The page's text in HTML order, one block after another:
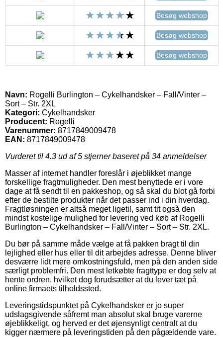
Besøg webshop
Besøg webshop
Besøg webshop
Navn: Rogelli Burlington – Cykelhandsker – Fall/Vinter –
Sort – Str. 2XL
Kategori: Cykelhandsker
Producent: Rogelli
Varenummer: 8717849009478
EAN: 8717849009478
Vurderet til 4.3 ud af 5 stjerner baseret på 34 anmeldelser
Masser af internet handler foreslår i øjeblikket mange
forskellige fragtmuligheder. Den mest benyttede er i vore
dage at få sendt til en pakkeshop, og så skal du blot gå forbi
efter de bestilte produkter når det passer ind i din hverdag.
Fragtløsningen er altså meget ligetil, samt tit også den
mindst kostelige mulighed for levering ved køb af Rogelli
Burlington – Cykelhandsker – Fall/Vinter – Sort – Str. 2XL.
Du bør på samme måde vælge at få pakken bragt til din
lejlighed eller hus eller til dit arbejdes adresse. Denne bliver
desværre lidt mere omkostningsfuld, men på den anden side
særligt problemfri. Den mest letkøbte fragttype er dog selv at
hente ordren, hvilket dog forudsætter at du lever tæt på
online firmaets tilholdssted.
Leveringstidspunktet på Cykelhandsker er jo super
udslagsgivende såfremt man absolut skal bruge varerne
øjeblikkeligt, og herved er det øjensynligt centralt at du
kigger nærmere på leveringstiden på den pågældende vare.